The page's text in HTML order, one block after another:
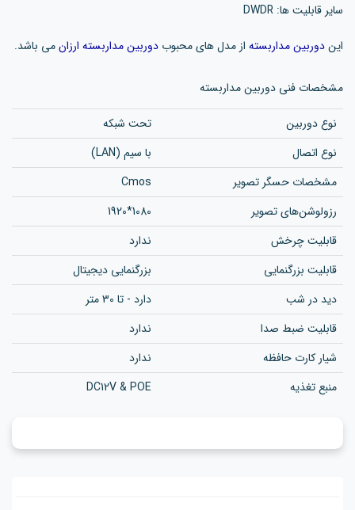
سایر قابلیت ها: DWDR
ایندوربین مداربسته از مدل های محبوب دوربین مداربسته ارزانمی باشد.
مشخصات فنی دوربین مداربسته
نوع دوربین
تحت شبکه
نوع اتصال
با سیم (LAN)
مشخصات حسگر تصویر
Cmos
رزولوشن‌های تصویر
1080*1920
قابلیت چرخش
ندارد
قابلیت بزرگنمایی
بزرگنمایی دیجیتال
دید در شب
دارد - تا 30 متر
قابلیت ضبط صدا
ندارد
شیار کارت حافظه
ندارد
منبع تغذیه
DC12V & POE